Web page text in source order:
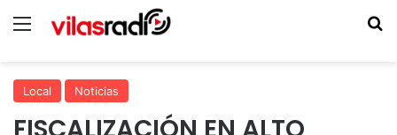
Menú
Local Noticias